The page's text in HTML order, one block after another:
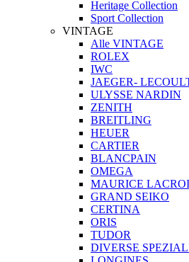
Heritage Collection
Sport Collection
VINTAGE
Alle VINTAGE
ROLEX
IWC
JAEGER-
ULYSSE NARDIN
ZENITH
BREITLING
HEUER
CARTIER
BLANCPAIN
OMEGA
MAURICE
GRAND SEIKO
CERTINA
ORIS
TUDOR
DIVERSE